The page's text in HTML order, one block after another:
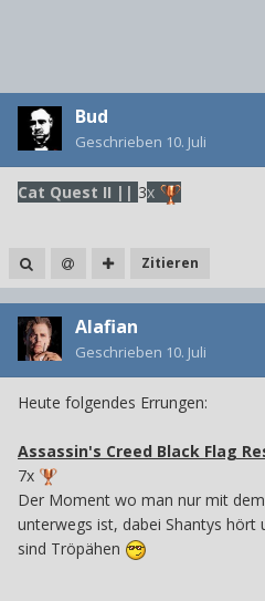
Bud
Geschrieben 10. Juli
Cat Quest II || 3x
Zitieren
Alafian
Geschrieben 10. Juli
Heute folgendes Errungen:
Assassin's Creed Black Flag
7x
Der Moment wo man nur mit
unterwegs ist, dabei Shantys hört
sind Tröpähen